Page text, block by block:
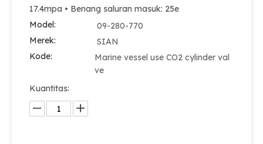
17.4mpa • Benang saluran masuk: 25e
Model:
09-280-770
Merek:
SIAN
Kode:
Marine vessel use CO2 cylinder val
ve
Kuantitas: